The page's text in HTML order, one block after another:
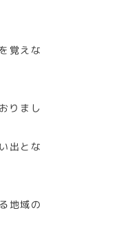
覚えな
りまし
出とな
地域の